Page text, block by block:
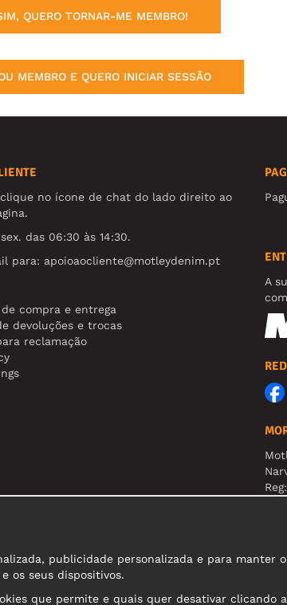
QUERO TORNAR-ME MEMBRO!
MEMBRO E QUERO INICIAR SESSÃO
no ícone de chat do lado direito ao
das 06:30 às 14:30.
para: apoioaocliente@motleydenim.pt
compra e entrega
devoluções e trocas
reclamação
A
publicidade personalizada e para manter
os seus dispositivos.
que permite e quais quer desativar clicando